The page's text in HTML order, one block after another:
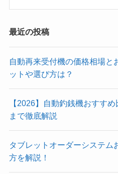
最近の投稿
自動再来受付機の価格相場と
ットや選び方は？
【2026】自動釣銭機おすす
まで徹底解説
タブレットオーダーシステム
方を解説！